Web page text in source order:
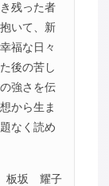
残った者
いて、新
福な日々
後の苦し
強さを伝
から生ま
なく読め
板坂 耀子